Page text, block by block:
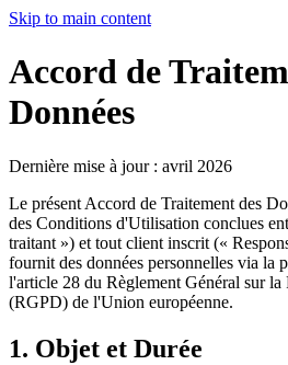
Skip to main content
Accord de
Données
Dernière mise à jour : avril 2026
Le présent Accord de Traitement des
des Conditions d'Utilisation conclues
traitant ») et tout client inscrit («
fournit des données personnelles via la
l'article 28 du Règlement Général sur la
(RGPD) de l'Union européenne.
1. Objet et Durée